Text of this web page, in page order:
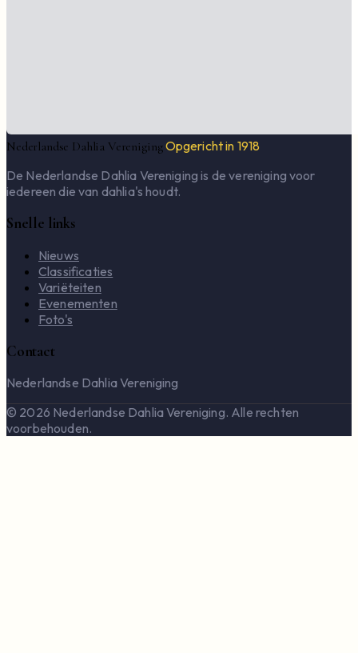
Nederlandse Dahlia VerenigingOpgericht in 1918
De Nederlandse Dahlia Vereniging is de vereniging voor
iedereen die van dahlia's houdt.
Snelle links
Nieuws
Classificaties
Variëteiten
Evenementen
Foto's
Contact
Nederlandse Dahlia Vereniging
© 2026 Nederlandse Dahlia Vereniging. Alle rechten
voorbehouden.